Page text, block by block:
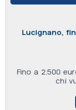
Lucignano,
Fino a 2.500
chi